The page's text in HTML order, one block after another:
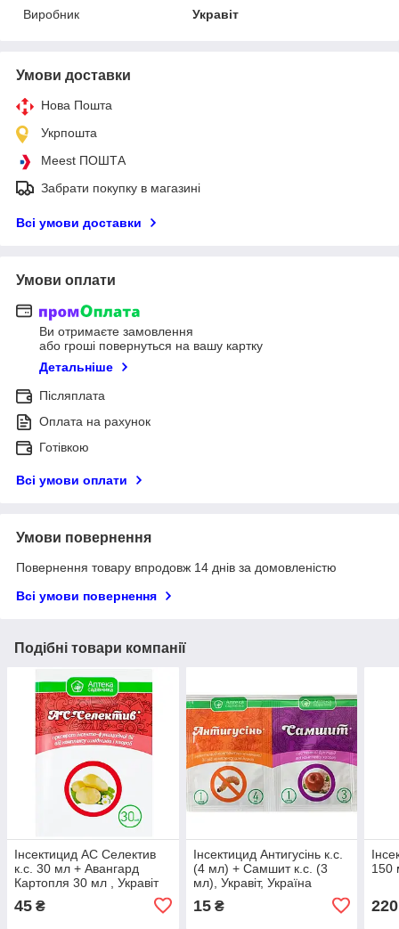
Виробник
Укравіт
Умови доставки
Нова Пошта
Укрпошта
Meest ПОШТА
Забрати покупку в магазині
Всі умови доставки
Умови оплати
Ви отримаєте замовлення
або гроші повернуться на вашу картку
Детальніше
Післяплата
Оплата на рахунок
Готівкою
Всі умови оплати
Умови повернення
Повернення товару впродовж 14 днів за домовленістю
Всі умови повернення
Подібні товари компанії
Інсектицид АС Селектив
к.с. 30 мл + Авангард
Картопля 30 мл , Укравіт
45 ₴
Інсектицид Антигусінь к.с.
(4 мл) + Самшит к.с. (3
мл), Укравіт, Україна
15₴
150
220